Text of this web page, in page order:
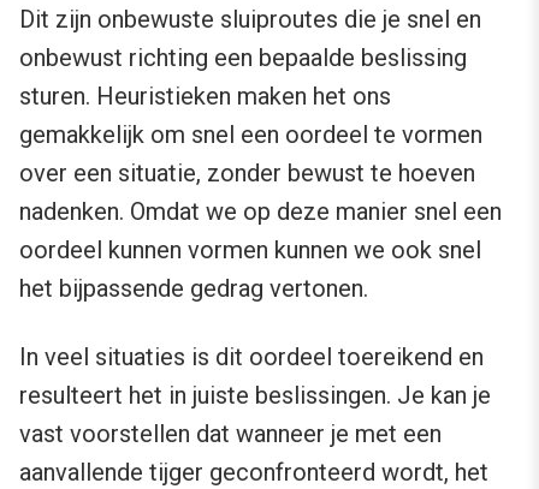
Dit zijn onbewuste sluiproutes die je snel en
onbewust richting een bepaalde beslissing
sturen. Heuristieken maken het ons
gemakkelijk om snel een oordeel te vormen
over een situatie, zonder bewust te hoeven
nadenken. Omdat we op deze manier snel een
oordeel kunnen vormen kunnen we ook snel
het bijpassende gedrag vertonen.
In veel situaties is dit oordeel toereikend en
resulteert het in juiste beslissingen. Je kan je
vast voorstellen dat wanneer je met een
aanvallende tijger geconfronteerd wordt, het